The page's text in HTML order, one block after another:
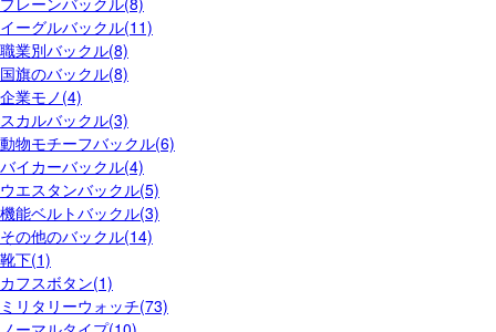
イーグルバックル(11)
職業別バックル(8)
国旗のバックル(8)
企業モノ(4)
スカルバックル(3)
動物モチーフバックル(6)
バイカーバックル(4)
ウエスタンバックル(5)
機能ベルトバックル(3)
その他のバックル(14)
靴下(1)
カフスボタン(1)
ミリタリーウォッチ(73)